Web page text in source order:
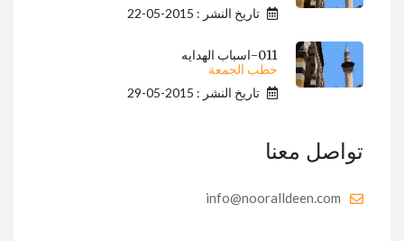
تاريخ النشر : 2015-05-22
011-اسباب الهدايه
خطب الجمعة
تاريخ النشر : 2015-05-29
تواصل معنا
info@nooralldeen.com